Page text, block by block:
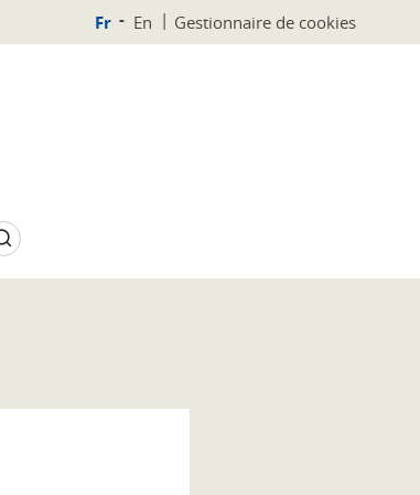
Fr En Gestionnaire de cookies
Rechercher